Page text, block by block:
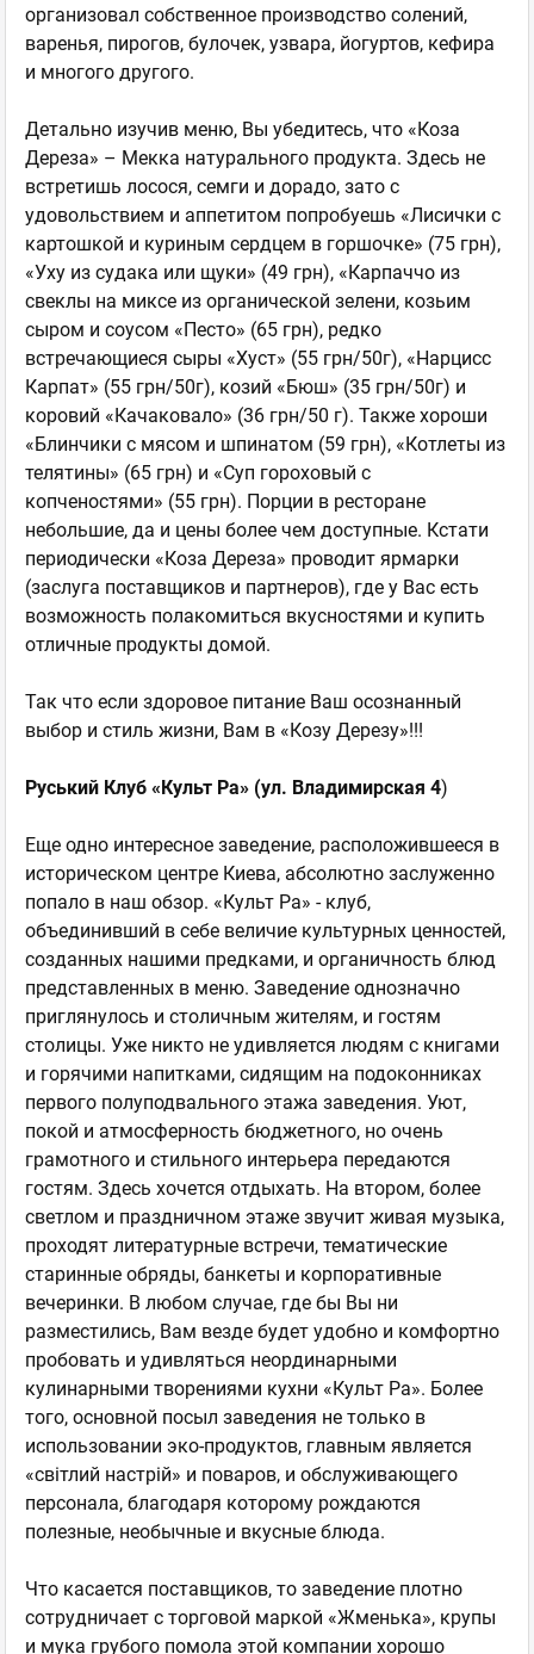
организовал собственное производство солений,
варенья, пирогов, булочек, узвара, йогуртов, кефира
и многого другого.
Детально изучив меню, Вы убедитесь, что «Коза
Дереза» – Мекка натурального продукта. Здесь не
встретишь лосося, семги и дорадо, зато с
удовольствием и аппетитом попробуешь «Лисички с
картошкой и куриным сердцем в горшочке» (75 грн),
«Уху из судака или щуки» (49 грн), «Карпаччо из
свеклы на миксе из органической зелени, козьим
сыром и соусом «Песто» (65 грн), редко
встречающиеся сыры «Хуст» (55 грн/50г), «Нарцисс
Карпат» (55 грн/50г), козий «Бюш» (35 грн/50г) и
коровий «Качаковало» (36 грн/50 г). Также хороши
«Блинчики с мясом и шпинатом (59 грн), «Котлеты из
телятины» (65 грн) и «Суп гороховый с
копченостями» (55 грн). Порции в ресторане
небольшие, да и цены более чем доступные. Кстати
периодически «Коза Дереза» проводит ярмарки
(заслуга поставщиков и партнеров), где у Вас есть
возможность полакомиться вкусностями и купить
отличные продукты домой.
Так что если здоровое питание Ваш осознанный
выбор и стиль жизни, Вам в «Козу Дерезу»!!!
Руський Клуб «Культ Ра» (ул. Владимирская 4)
Еще одно интересное заведение, расположившееся в
историческом центре Киева, абсолютно заслуженно
попало в наш обзор. «Культ Ра» - клуб,
объединивший в себе величие культурных ценностей,
созданных нашими предками, и органичность блюд
представленных в меню. Заведение однозначно
приглянулось и столичным жителям, и гостям
столицы. Уже никто не удивляется людям с книгами
и горячими напитками, сидящим на подоконниках
первого полуподвального этажа заведения. Уют,
покой и атмосферность бюджетного, но очень
грамотного и стильного интерьера передаются
гостям. Здесь хочется отдыхать. На втором, более
светлом и праздничном этаже звучит живая музыка,
проходят литературные встречи, тематические
старинные обряды, банкеты и корпоративные
вечеринки. В любом случае, где бы Вы ни
разместились, Вам везде будет удобно и комфортно
пробовать и удивляться неординарными
кулинарными творениями кухни «Культ Ра». Более
того, основной посыл заведения не только в
использовании эко-продуктов, главным является
«свiтлий настрiй» и поваров, и обслуживающего
персонала, благодаря которому рождаются
полезные, необычные и вкусные блюда.
Что касается поставщиков, то заведение плотно
сотрудничает с торговой маркой «Жменька», крупы
и мука грубого помола этой компании хорошо